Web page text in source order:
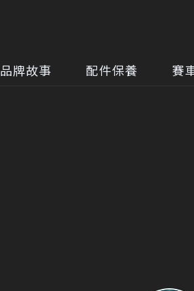
品牌故事 配件保養 賽